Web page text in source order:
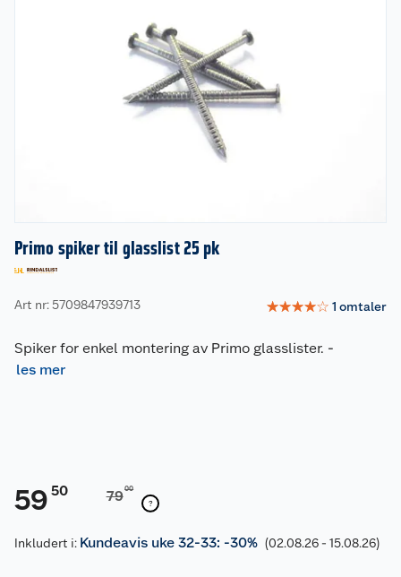
Primo spiker til glasslist 25 pk
Art nr: 5709847939713 ☆☆☆☆☆ 1 omtaler
Spiker for enkel montering av Primo glasslister. -
les mer
59 50 7900
Inkludert i: Kundeavis uke 32-33: -30% (02.08.26 - 15.08.26)